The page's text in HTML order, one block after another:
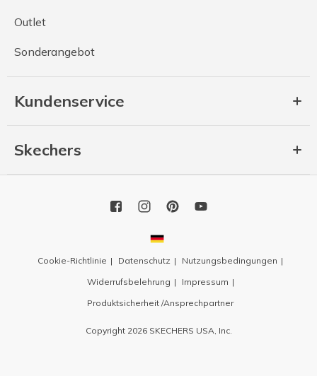
Outlet
Sonderangebot
Kundenservice
Skechers
Cookie-Richtlinie Datenschutz
Nutzungsbedingungen
Widerrufsbelehrung
Impressum
Produktsicherheit /Ansprechpartner
Copyright 2026 SKECHERS USA, Inc.